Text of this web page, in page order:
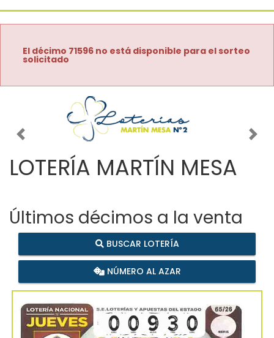
El décimo 71596 no está disponible para el sorteo
solicitado
Imagen anterior
LOTERÍA MARTÍN MESA
Últimos décimos a la venta
BUSCAR LOTERÍA
NÚMERO AL AZAR